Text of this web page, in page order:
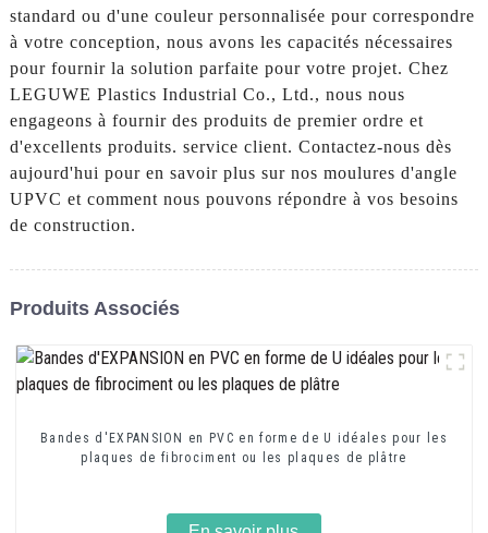
standard ou d'une couleur personnalisée pour correspondre
à votre conception, nous avons les capacités nécessaires
pour fournir la solution parfaite pour votre projet. Chez
LEGUWE Plastics Industrial Co., Ltd., nous nous
engageons à fournir des produits de premier ordre et
d'excellents produits. service client. Contactez-nous dès
aujourd'hui pour en savoir plus sur nos moulures d'angle
UPVC et comment nous pouvons répondre à vos besoins
de construction.
Produits Associés
Bandes d'EXPANSION en PVC en forme de U idéales pour les
plaques de fibrociment ou les plaques de plâtre